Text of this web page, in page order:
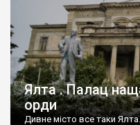
Ялта . Палац
орди
Дивне місто все таки